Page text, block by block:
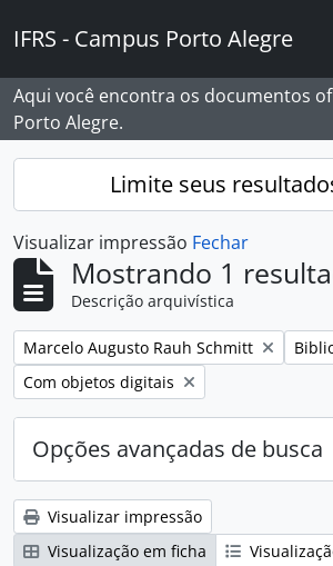
IFRS - Campus Porto Alegre
Aqui você encontra os documentos
Porto Alegre.
Limite seus
Visualizar impressão Fechar
Mostrando 1
Descrição arquivística
Remover filtro:
Marcelo Augusto Rauh Schmitt
Remover filtro:
Com objetos digitais
Opções avançadas de busca
Visualizar impressão
Visualização em ficha